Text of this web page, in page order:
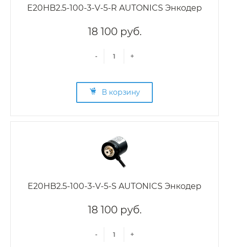
E20HB2.5-100-3-V-5-R AUTONICS Энкодер
18 100 руб.
- +
В корзину
E20HB2.5-100-3-V-5-S AUTONICS Энкодер
18 100 руб.
- +